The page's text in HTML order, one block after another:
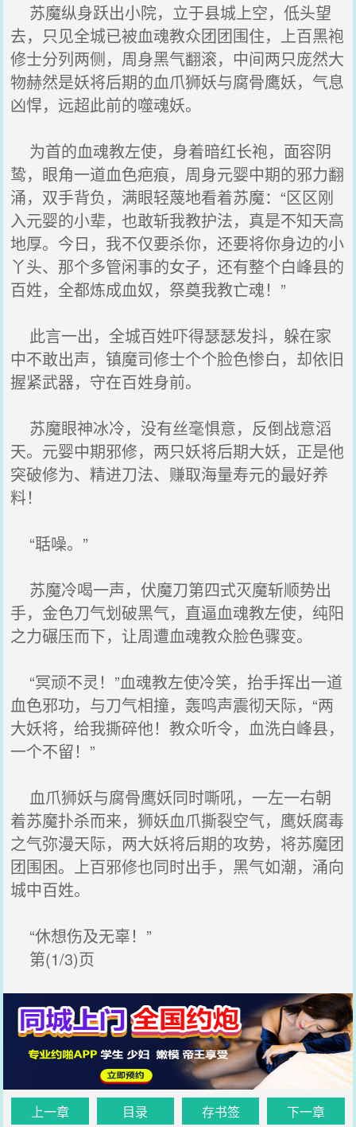
苏魔纵身跃出小院，立于县城上空，低头望
去，只见全城已被血魂教众团团围住，上百黑袍
修士分列两侧，周身黑气翻滚，中间两只庞然大
物赫然是妖将后期的血爪狮妖与腐骨鹰妖，气息
凶悍，远超此前的噬魂妖。
为首的血魂教左使，身着暗红长袍，面容阴
鸷，眼角一道血色疤痕，周身元婴中期的邪力翻
涌，双手背负，满眼轻蔑地看着苏魔：“区区刚
入元婴的小辈，也敢斩我教护法，真是不知天高
地厚。今日，我不仅要杀你，还要将你身边的小
丫头、那个多管闲事的女子，还有整个白峰县的
百姓，全都炼成血奴，祭奠我教亡魂！”
此言一出，全城百姓吓得瑟瑟发抖，躲在家
中不敢出声，镇魔司修士个个脸色惨白，却依旧
握紧武器，守在百姓身前。
苏魔眼神冰冷，没有丝毫惧意，反倒战意滔
天。元婴中期邪修，两只妖将后期大妖，正是他
突破修为、精进刀法、赚取海量寿元的最好养
料！
“聒噪。”
苏魔冷喝一声，伏魔刀第四式灭魔斩顺势出
手，金色刀气划破黑气，直逼血魂教左使，纯阳
之力碾压而下，让周遭血魂教众脸色骤变。
“冥顽不灵！”血魂教左使冷笑，抬手挥出一道
血色邪功，与刀气相撞，轰鸣声震彻天际，“两
大妖将，给我撕碎他！教众听令，血洗白峰县，
一个不留！”
血爪狮妖与腐骨鹰妖同时嘶吼，一左一右朝
着苏魔扑杀而来，狮妖血爪撕裂空气，鹰妖腐毒
之气弥漫天际，两大妖将后期的攻势，将苏魔团
团围困。上百邪修也同时出手，黑气如潮，涌向
城中百姓。
“休想伤及无辜！”
第(1/3)页
上一章 目录 存书签 下一章